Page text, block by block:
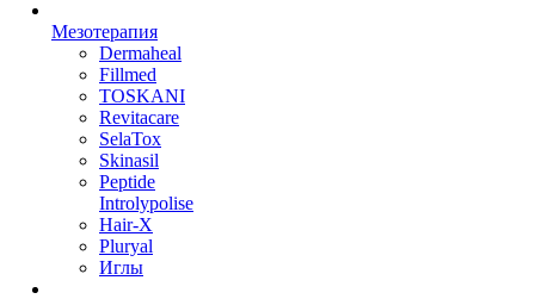
Мезотерапия
Dermaheal
Fillmed
TOSKANI
Revitacare
SelaTox
Skinasil
Peptide
Introlypolise
Hair-X
Pluryal
Иглы